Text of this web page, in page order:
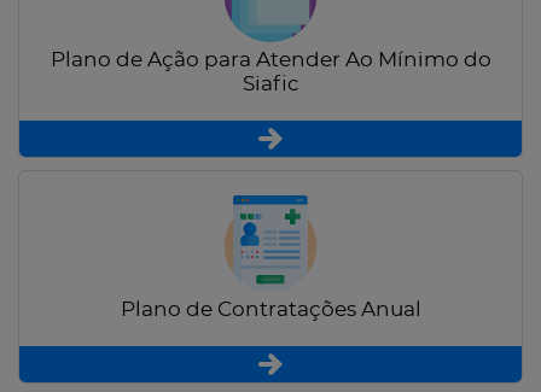
Plano de Ação para Atender Ao Mínimo do
Siafic
Plano de Contratações Anual